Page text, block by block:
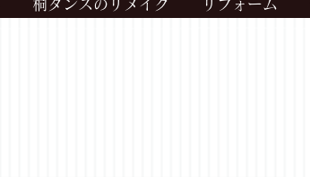
桐タンスのリメイク リフォーム